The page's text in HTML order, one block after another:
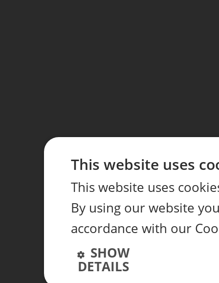
This website uses
This website uses
By using our website
accordance with our
SHOW
DETAILS